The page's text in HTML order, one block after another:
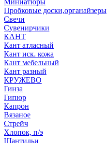
Миниатюры
Пробковые доски,органайзеры
Свечи
Сувенирчики
КАНТ
Кант атласный
Кант иск. кожа
Кант мебельный
Кант разный
КРУЖЕВО
Гинза
Гипюр
Капрон
Вязаное
Стрейч
Хлопок, п/э
Шантильи